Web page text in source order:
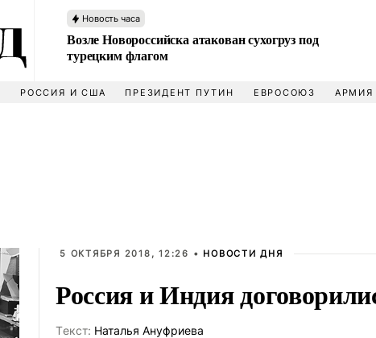
Новость часа
Возле Новороссийска атакован сухогруз под
турецким флагом
РОССИЯ И США ПРЕЗИДЕНТ ПУТИН ЕВРОСОЮЗ АРМИЯ
5 ОКТЯБРЯ 2018, 12:26 • НОВОСТИ ДНЯ
Россия и Индия
Tекст: Наталья Ануфриева